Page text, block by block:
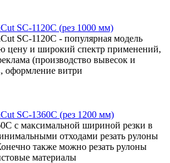
SC-1120C (рез 1000 мм)
SC-1120C - популярная модель
цену и широкий спектр применений,
(производство вывесок и
оформление витри
SC-1360C (рез 1200 мм)
с максимальной шириной резки в
отходами резать рулоны
также можно резать рулоны
материалы